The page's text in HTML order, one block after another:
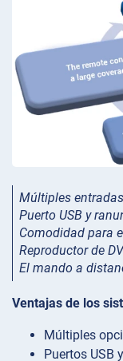
Múltiples
Puerto USB y
Comodidad para
Reproductor de
El mando a
Ventajas de los
Múltiples
Puertos USB